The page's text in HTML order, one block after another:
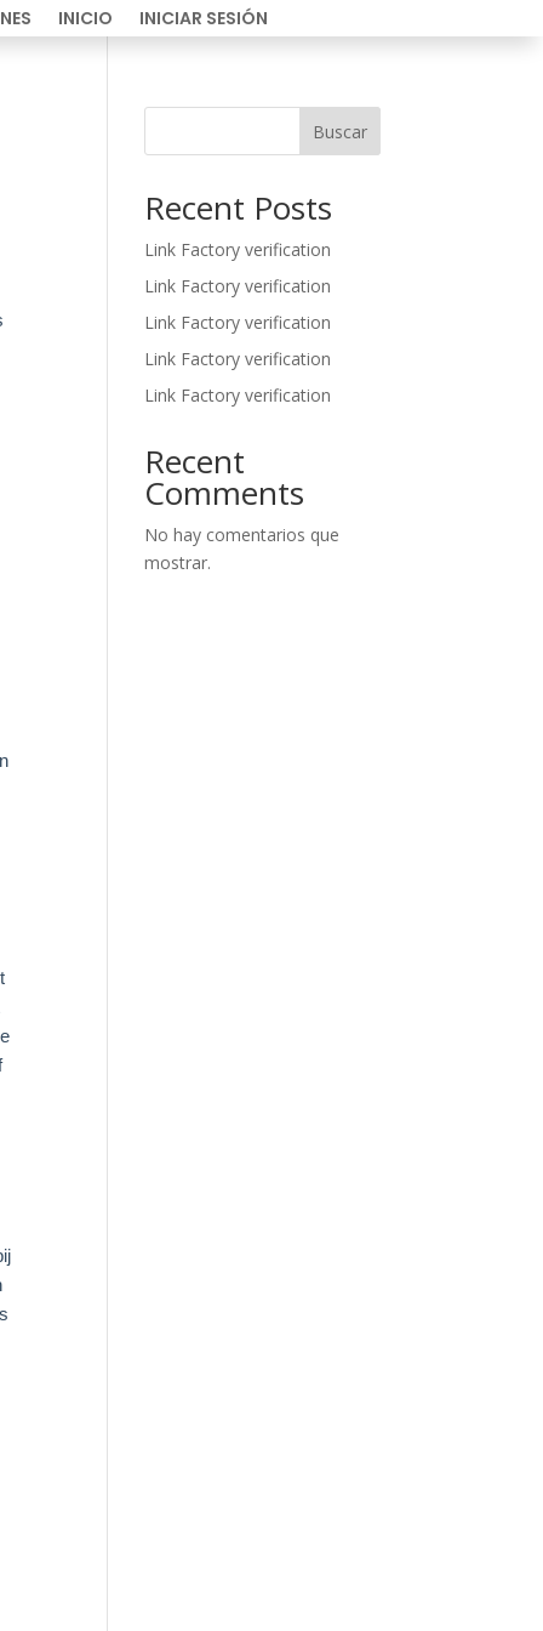
INICIO INICIAR SESIÓN
Buscar
Recent Posts
Link Factory verification
Link Factory verification
Link Factory verification
Link Factory verification
Link Factory verification
Recent
Comments
No hay comentarios que
mostrar.